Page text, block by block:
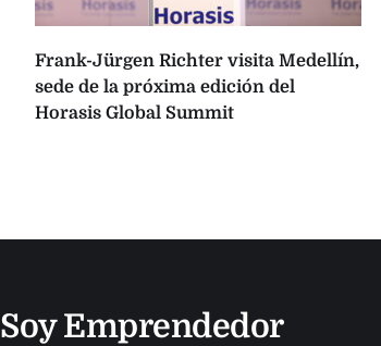
Frank-Jürgen Richter visita Medellín,
sede de la próxima edición del
Horasis Global Summit
Soy Emprendedor